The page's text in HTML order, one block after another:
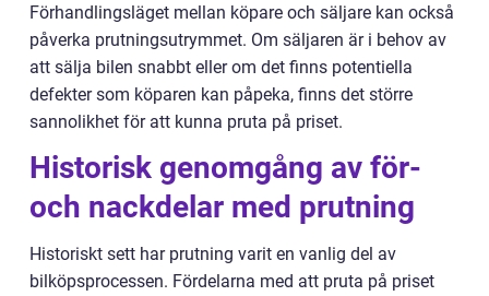
Förhandlingsläget mellan köpare och säljare kan också
påverka prutningsutrymmet. Om säljaren är i behov av
att sälja bilen snabbt eller om det finns potentiella
defekter som köparen kan påpeka, finns det större
sannolikhet för att kunna pruta på priset.
Historisk genomgång av för-
och nackdelar med prutning
Historiskt sett har prutning varit en vanlig del av
bilköpsprocessen. Fördelarna med att pruta på priset